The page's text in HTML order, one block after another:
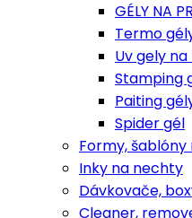
GÉLY NA
Termo
Uv gely
Stamping
Paiting
Spider gél
Formy,
Inky na nechty
Dávkovače,
Cleaner,